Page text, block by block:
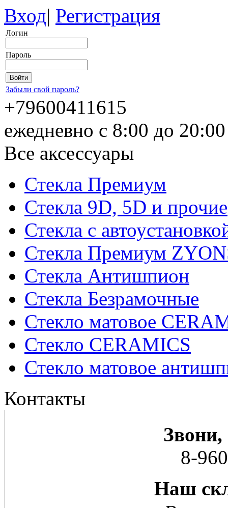
Вход| Регистрация
Логин
Пароль
Забыли свой пароль?
+79600411615
ежедневно с 8:00 до
Все аксессуары
Стекла Премиум
Стекла 9D, 5D и прочие
Стекла с
Стекла Премиум
Стекла Антишпион
Стекла Безрамочные
Стекло матовое
Стекло CERAMICS
Стекло матовое
Контакты
8-
Наш